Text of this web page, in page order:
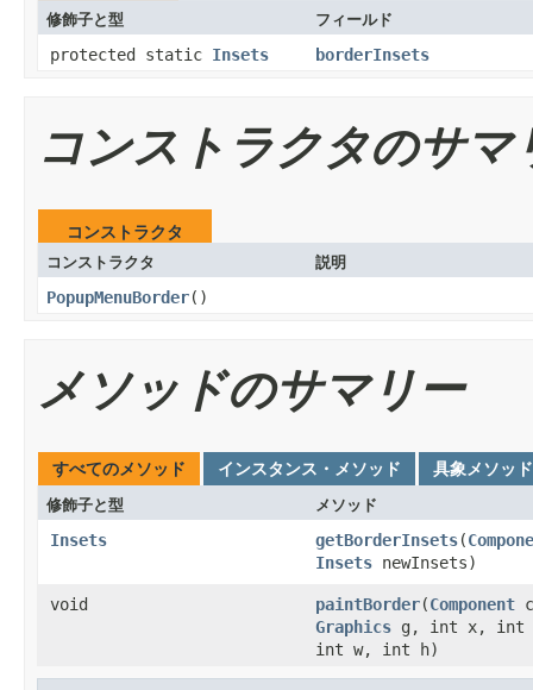
修飾子と型 フィールド
protected static Insets borderInsets
コンストラクタのサマ
コンストラクタ
コンストラクタ 説明
PopupMenuBorder()
メソッドのサマリー
すべてのメソッド インスタンス・メソッド 具象メソッド
修飾子と型 メソッド
Insets getBorderInsets(
Insets newInsets)
void paintBorder(Component
Graphics g, int x, int
int w, int h)